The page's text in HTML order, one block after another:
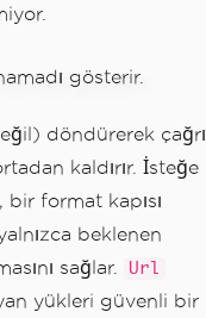
.IsNull
expectedFormat
QR cod
döndürerek çağrı
kaldırır. İsteğe
bir format kapısı
beklenen
sağlar.
Url
yükleri güvenli bir